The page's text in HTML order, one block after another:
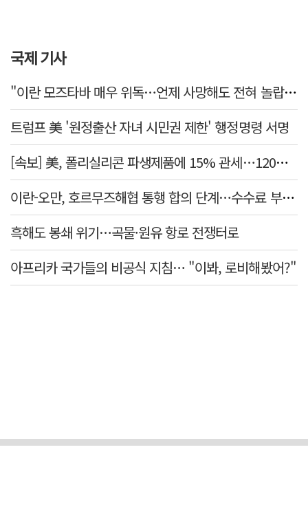
국제 기사
"이란 모즈타바 매우 위독…언제 사망해도 전혀 놀랍지 않아"
트럼프 美 '원정출산 자녀 시민권 제한' 행정명령 서명
[속보] 美, 폴리실리콘 파생제품에 15% 관세…120일 뒤 발효
이란-오만, 호르무즈해협 통행 합의 단계…수수료 부과되나
흑해도 봉쇄 위기…곡물·원유 항로 전쟁터로
아프리카 국가들의 비공식 지침… "이봐, 로비해봤어?"